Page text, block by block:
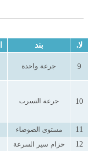
لا. بند
9 جرعة واحدة
10 جرعة التسرب
11
مستوى الضوضاء
12
حزام سير السرعة